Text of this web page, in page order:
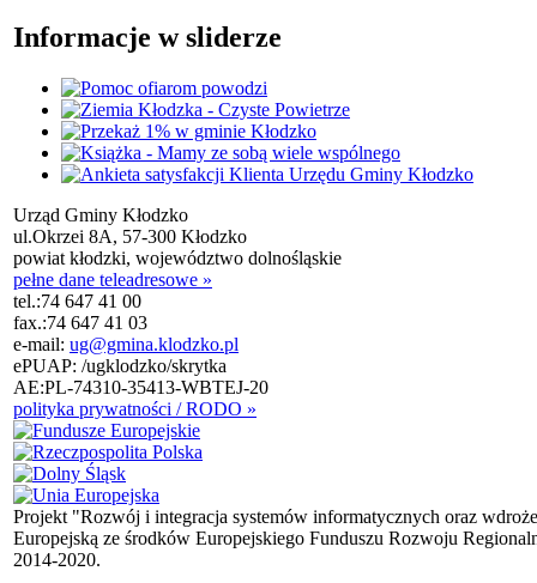
Informacje w sliderze
Urząd Gminy Kłodzko
ul.Okrzei 8A, 57-300 Kłodzko
powiat kłodzki, województwo dolnośląskie
pełne dane teleadresowe »
tel.:74 647 41 00
fax.:74 647 41 03
e-mail: ug@gmina.klodzko.pl
ePUAP: /ugklodzko/skrytka
AE:PL-74310-35413-WBTEJ-20
polityka prywatności / RODO »
Projekt "Rozwój i integracja systemów informatycznych oraz
Europejską ze środków Europejskiego Funduszu Rozwoju
2014-2020.